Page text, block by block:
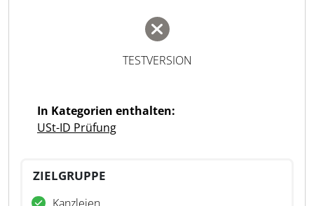
TESTVERSION
In Kategorien enthalten:
USt-ID Prüfung
ZIELGRUPPE